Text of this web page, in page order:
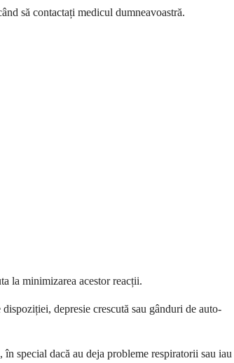
să contactați medicul dumneavoastră.
la minimizarea acestor reacții.
depresie crescută sau gânduri de auto-
special dacă au deja probleme respiratorii sau iau